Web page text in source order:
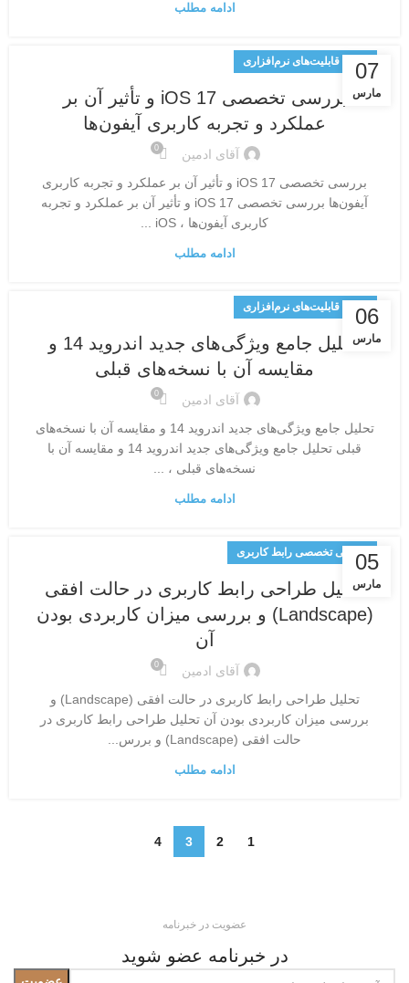
ادامه مطلب
07
مارس
تحلیل قابلیت‌های نرم‌افزاری
بررسی تخصصی iOS 17 و تأثیر آن بر
عملکرد و تجربه کاربری آیفون‌ها
آقای ادمین 0
بررسی تخصصی iOS 17 و تأثیر آن بر عملکرد و تجربه کاربری
آیفون‌ها بررسی تخصصی iOS 17 و تأثیر آن بر عملکرد و تجربه
کاربری آیفون‌ها ، iOS ...
ادامه مطلب
06
مارس
تحلیل قابلیت‌های نرم‌افزاری
تحلیل جامع ویژگی‌های جدید اندروید 14 و
مقایسه آن با نسخه‌های قبلی
آقای ادمین 0
تحلیل جامع ویژگی‌های جدید اندروید 14 و مقایسه آن با نسخه‌های
قبلی تحلیل جامع ویژگی‌های جدید اندروید 14 و مقایسه آن با
نسخه‌های قبلی ، ...
ادامه مطلب
05
مارس
بررسی تخصصی رابط کاربری
تحلیل طراحی رابط کاربری در حالت افقی
(Landscape) و بررسی میزان کاربردی بودن
آن
آقای ادمین 0
تحلیل طراحی رابط کاربری در حالت افقی (Landscape) و
بررسی میزان کاربردی بودن آن تحلیل طراحی رابط کاربری در
حالت افقی (Landscape) و بررس...
ادامه مطلب
1
2
3
4
عضویت در خبرنامه
در خبرنامه عضو شوید